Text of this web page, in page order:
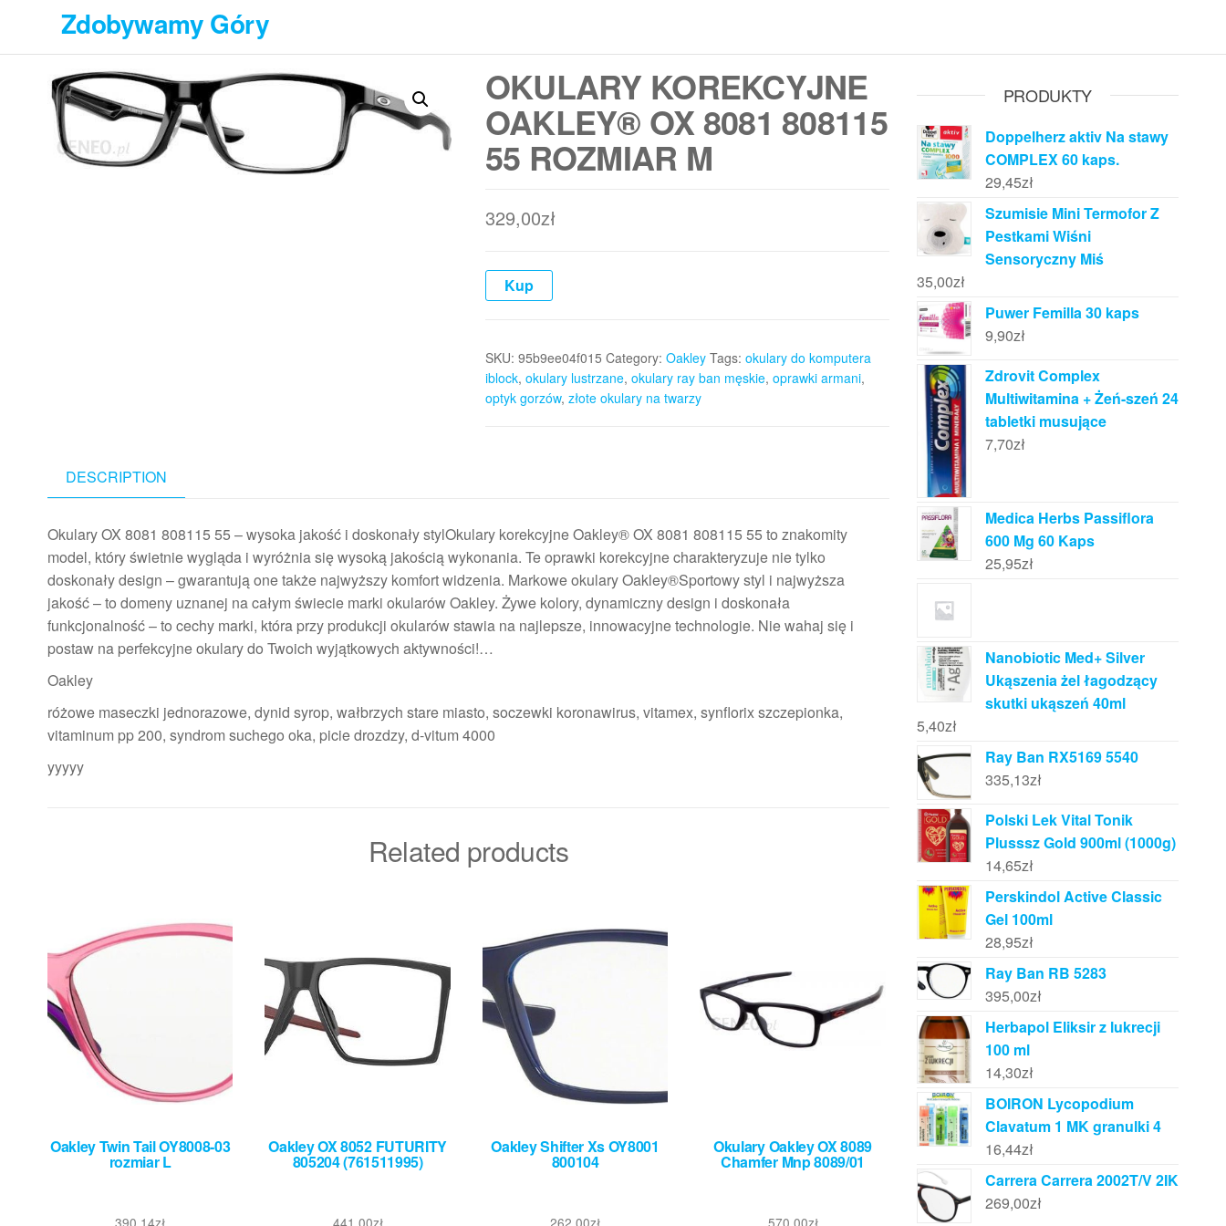
treści
Zdobywamy Góry
OKULARY KOREKCYJNE
OAKLEY® OX 8081 808115
55 ROZMIAR M
329,00zł
Kup
SKU: 95b9ee04f015 Category: Oakley Tags: okulary do komputera
iblock, okulary lustrzane, okulary ray ban męskie, oprawki armani,
optyk gorzów, złote okulary na twarzy
DESCRIPTION
Okulary OX 8081 808115 55 – wysoka jakość i doskonały stylOkulary korekcyjne Oakley® OX 8081 808115 55 to znakomity
model, który świetnie wygląda i wyróżnia się wysoką jakością wykonania. Te oprawki korekcyjne charakteryzuje nie tylko
doskonały design – gwarantują one także najwyższy komfort widzenia. Markowe okulary Oakley®Sportowy styl i najwyższa
jakość – to domeny uznanej na całym świecie marki okularów Oakley. Żywe kolory, dynamiczny design i doskonała
funkcjonalność – to cechy marki, która przy produkcji okularów stawia na najlepsze, innowacyjne technologie. Nie wahaj się i
postaw na perfekcyjne okulary do Twoich wyjątkowych aktywności!…
Oakley
różowe maseczki jednorazowe, dynid syrop, wałbrzych stare miasto, soczewki koronawirus, vitamex, synflorix szczepionka,
vitaminum pp 200, syndrom suchego oka, picie drozdzy, d-vitum 4000
yyyyy
Related products
Oakley Twin Tail OY8008-03
rozmiar L
390,14zł
Oakley OX 8052 FUTURITY
805204 (761511995)
441,00zł
Oakley Shifter Xs OY8001
800104
262,00zł
Okulary Oakley OX 8089
Chamfer Mnp 8089/01
570,00zł
PRODUKTY
Doppelherz aktiv Na stawy
COMPLEX 60 kaps.
29,45zł
Szumisie Mini Termofor Z
Pestkami Wiśni
Sensoryczny Miś
35,00zł
Puwer Femilla 30 kaps
9,90zł
Zdrovit Complex
Multiwitamina + Żeń-szeń 24
tabletki musujące
7,70zł
Medica Herbs Passiflora
600 Mg 60 Kaps
25,95zł
Nanobiotic Med+ Silver
Ukąszenia żel łagodzący
skutki ukąszeń 40ml
5,40zł
Ray Ban RX5169 5540
335,13zł
Polski Lek Vital Tonik
Plusssz Gold 900ml (1000g)
14,65zł
Perskindol Active Classic
Gel 100ml
28,95zł
Ray Ban RB 5283
395,00zł
Herbapol Eliksir z lukrecji
100 ml
14,30zł
BOIRON Lycopodium
Clavatum 1 MK granulki 4
16,44zł
Carrera Carrera 2002T/V 2IK
269,00zł